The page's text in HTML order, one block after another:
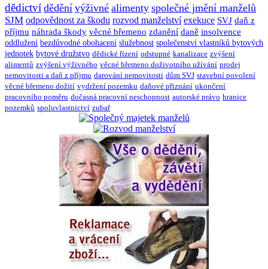
dědictví dědění výživné alimenty společné jmění manželů
SJM odpovědnost za škodu rozvod manželství exekuce SVJ daň z
příjmu náhrada škody věcné břemeno zdanění daně insolvence
oddlužení bezdůvodné obohacení služebnost společenství vlastníků bytových
jednotek bytové družstvo dědické řízení odstupné kanalizace zvýšení
alimentů zvýšení výživného věcné břemeno doživotního užívání prodej
nemovitosti a daň z příjmu darování nemovitosti dům SVJ stavební povolení
věcné břemeno dožití vydržení pozemku daňové přiznání ukončení
pracovního poměru dočasná pracovní neschopnost autorské právo hranice
pozemků spoluvlastnictví zubař